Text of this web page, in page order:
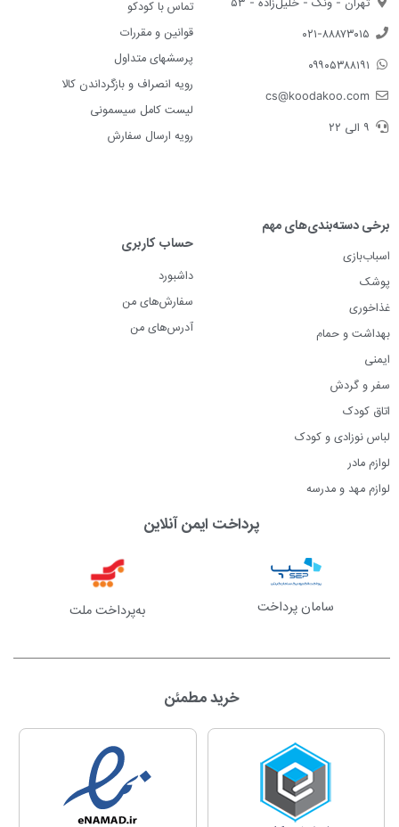
۰۲۱-۸۸۸۷۳۰۱۵
۰۹۹۰۵۳۸۸۱۹۱
cs@koodakoo.com
۹ الی ۲۲
تماس با کودکو
قوانین و مقررات
پرسشهای متداول
رویه انصراف و بازگرداندن کالا
لیست کامل سیسمونی
رویه ارسال سفارش
برخی دسته‌بندی‌های مهم
اسباب‌بازی
پوشک
غذاخوری
بهداشت و حمام
ایمنی
سفر و گردش
اتاق کودک
لباس نوزادی و کودک
لوازم مادر
لوازم مهد و مدرسه
حساب کاربری
داشبورد
سفارش‌های من
آدرس‌های من
پرداخت ایمن آنلاین
سامان پرداخت به‌پرداخت ملت
خرید مطمئن